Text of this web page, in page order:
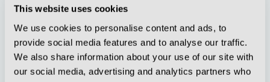
This website uses cookies
We use cookies to personalise content and ads, to
provide social media features and to analyse our traffic.
We also share information about your use of our site with
our social media, advertising and analytics partners who